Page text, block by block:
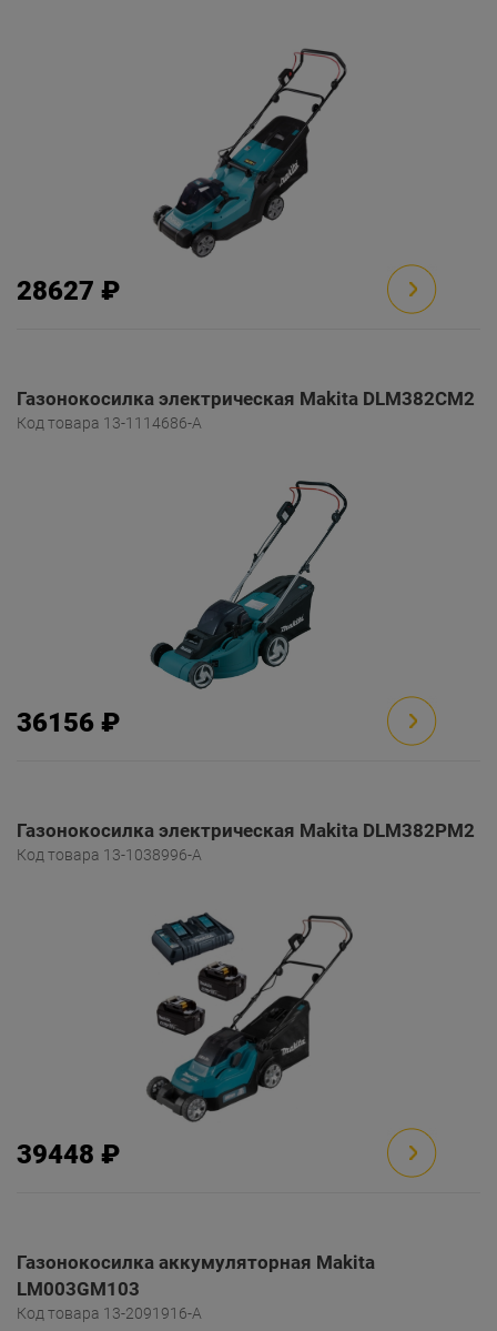
28627 ₽
Газонокосилка электрическая Makita DLM382CM2
Код товара 13-1114686-A
36156 ₽
Газонокосилка электрическая Makita DLM382PM2
Код товара 13-1038996-A
39448 ₽
Газонокосилка аккумуляторная Makita
LM003GM103
Код товара 13-2091916-A